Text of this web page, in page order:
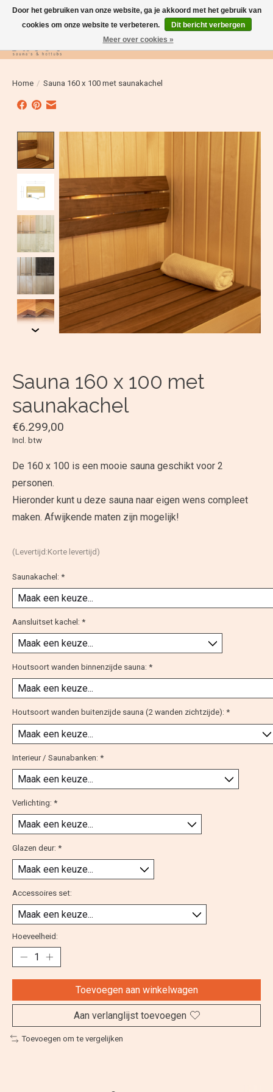
Verlanglijst
Home / Sauna 160 x 100 met saunakachel
Product image slideshow Items
Sauna 160 x 100 met
saunakachel
€6.299,00
Incl. btw
De 160 x 100 is een mooie sauna geschikt voor 2
personen.
Hieronder kunt u deze sauna naar eigen wens compleet
maken. Afwijkende maten zijn mogelijk!
(Levertijd:Korte levertijd)
Saunakachel: *
Aansluitset kachel: *
Houtsoort wanden binnenzijde sauna: *
Houtsoort wanden buitenzijde sauna (2 wanden zichtzijde): *
Interieur / Saunabanken: *
Verlichting: *
Glazen deur: *
Accessoires set:
Hoeveelheid:
Toevoegen aan winkelwagen
Aan verlanglijst toevoegen
Toevoegen om te vergelijken
Door het gebruiken van onze website, ga je akkoord met het gebruik van
cookies om onze website te verbeteren.
Dit bericht verbergen
Meer over cookies »